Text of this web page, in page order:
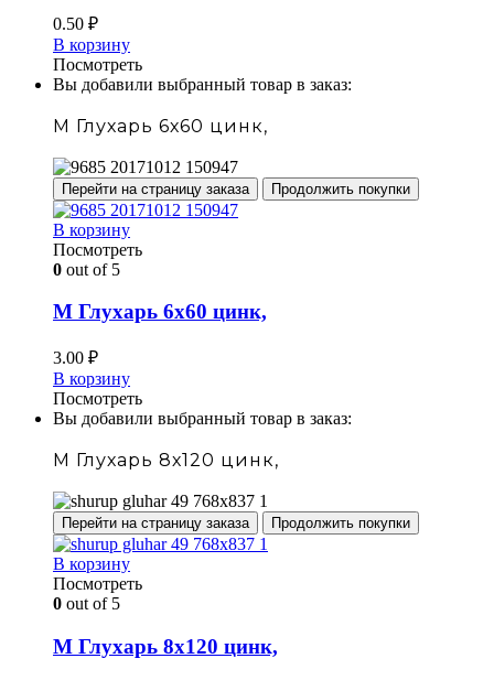
0.50 ₽
В корзину
Посмотреть
Вы добавили выбранный товар в заказ:
М Глухарь 6х60 цинк,
Перейти на страницу заказа Продолжить покупки
В корзину
Посмотреть
0 out of 5
М Глухарь 6х60 цинк,
3.00 ₽
В корзину
Посмотреть
Вы добавили выбранный товар в заказ:
М Глухарь 8х120 цинк,
Перейти на страницу заказа Продолжить покупки
В корзину
Посмотреть
0 out of 5
М Глухарь 8х120 цинк,